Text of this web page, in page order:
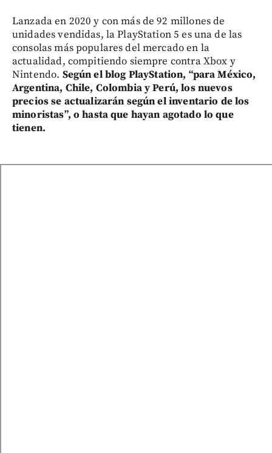
Lanzada en 2020 y con más de 92 millones de
unidades vendidas, la PlayStation 5 es una de las
consolas más populares del mercado en la
actualidad, compitiendo siempre contra Xbox y
Nintendo. Según el blog PlayStation, “para México,
Argentina, Chile, Colombia y Perú, los nuevos
precios se actualizarán según el inventario de los
minoristas”, o hasta que hayan agotado lo que
tienen.